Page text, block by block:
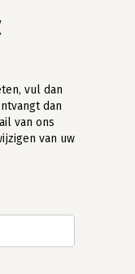
vul dan
dan
van ons
van uw